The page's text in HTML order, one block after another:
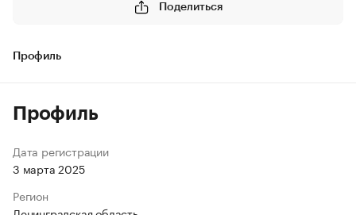
Поделиться
Профиль
Профиль
Дата регистрации
3 марта 2025
Регион